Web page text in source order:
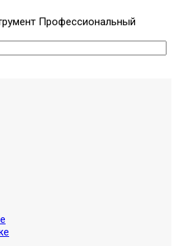
Профессиональный